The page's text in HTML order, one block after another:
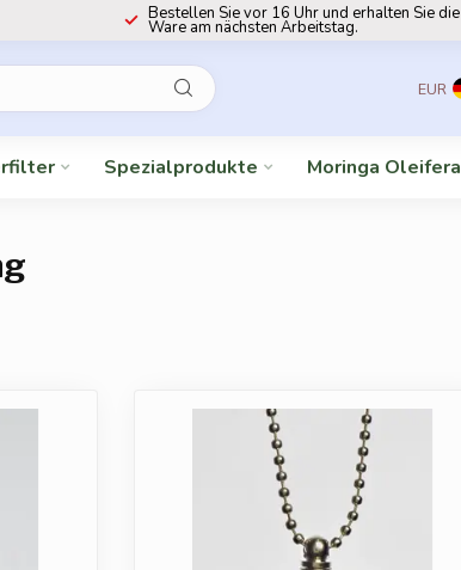
Bestellen Sie vor 16 Uhr und erhalten Sie die
Ware am nächsten Arbeitstag.
EUR
Spezialprodukte Moringa Oleifera